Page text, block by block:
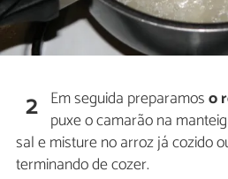
2 Em seguida preparamoso
puxe o camarão na
sal e misture no arroz já cozido
terminando de cozer.